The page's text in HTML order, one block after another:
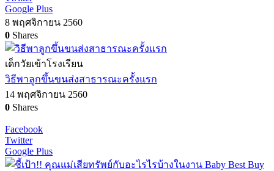
Google Plus
8 พฤศจิกายน 2560
0 Shares
เด็กวัยเข้าโรงเรียน
วิธีพาลูกขึ้นขนส่งสาธารณะครั้งแรก
14 พฤศจิกายน 2560
0 Shares
Facebook
Twitter
Google Plus